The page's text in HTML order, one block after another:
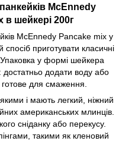
McEnnedy
в шейкері 200г
McEnnedy Pancake mix у
приготувати класичні
у формі шейкера
достатньо додати воду або
для смаження.
і мають легкий, ніжний
американських млинців.
сніданку або перекусу.
такими як кленовий